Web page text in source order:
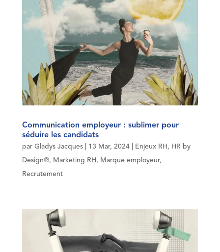
Communication employeur : sublimer pour
séduire les candidats
par Gladys Jacques| 13 Mar, 2024| Enjeux RH, HR by
Design®, Marketing RH, Marque employeur,
Recrutement